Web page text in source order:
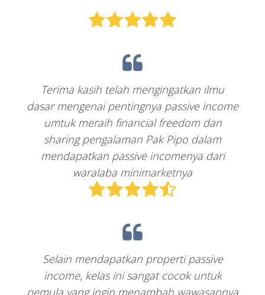
Terima kasih telah mengingatkan ilmu
dasar mengenai pentingnya passive income
umtuk meraih financial freedom dan
sharing pengalaman Pak Pipo dalam
mendapatkan passive incomenya dari
waralaba minimarketnya
Selain mendapatkan properti passive
income, kelas ini sangat cocok untuk